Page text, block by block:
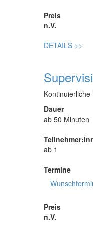
Preis
n.V.
DETAILS >>
Dauer
ab 50 Minuten
ab 1
Termine
Preis
n.V.